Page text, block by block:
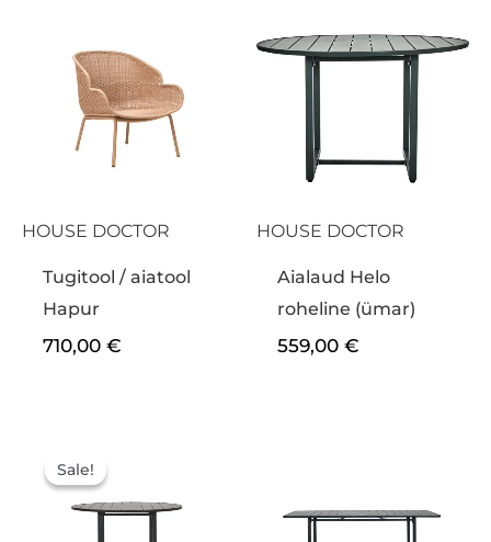
HOUSE DOCTOR
Tugitool / aiatool
Hapur
710,00€
HOUSE DOCTOR
Aialaud Helo
roheline (ümar)
559,00€
Sale!
Sale!
559,00 €. 503,10 €.